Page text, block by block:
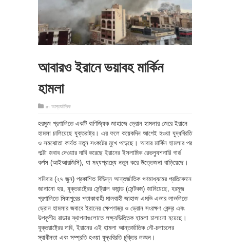
আবারও ইরানে ভয়াবহ মার্কিন
হামলা
in আন্তর্জাতিক
হরমুজ প্রণালিতে একটি বাণিজ্যিক জাহাজে ড্রোন হামলার জেরে ইরানে
হামলা চালিয়েছে যুক্তরাষ্ট্র। এর ফলে কয়েকদিন আগেই হওয়া যুদ্ধবিরতি
ও সমঝোতা কার্যত নতুন সংকটের মুখে পড়েছে। আবার মার্কিন হামলার পর
পাল্টা জবাব দেওয়ার দাবি করেছে ইরানের ইসলামিক রেভল্যুশনারি গার্ড
কর্পস (আইআরজিসি), যা মধ্যপ্রাচ্যে নতুন করে উত্তেজনা বাড়িয়েছে।
শনিবার (২৭ জুন) প্রকাশিত বিভিন্ন আন্তর্জাতিক গণমাধ্যমের প্রতিবেদনে
জানানো হয়, যুক্তরাষ্ট্রের সেন্ট্রাল কমান্ড (সেন্টকম) জানিয়েছে, হরমুজ
প্রণালিতে সিঙ্গাপুরের পতাকাবাহী মালবাহী জাহাজ এমভি এভার লাভলিতে
ড্রোন হামলার জবাবে ইরানের ক্ষেপণাস্ত্র ও ড্রোন সংরক্ষণ কেন্দ্র এবং
উপকূলীয় রাডার স্থাপনাগুলোতে লক্ষ্যভিত্তিক হামলা চালানো হয়েছে।
যুক্তরাষ্ট্রের দাবি, ইরানের এই হামলা আন্তর্জাতিক নৌ-চলাচলের
স্বাধীনতা এবং সম্প্রতি হওয়া যুদ্ধবিরতি চুক্তির লঙ্ঘন।